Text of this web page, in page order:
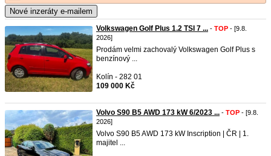
Nové inzeráty e-mailem
Volkswagen Golf Plus 1.2 TSI 7 ... - TOP - [9.8.
2026]
Prodám velmi zachovalý Volkswagen Golf Plus s
benzínový ...
Kolín - 282 01
109 000 Kč
Volvo S90 B5 AWD 173 kW 6/2023 ... - TOP - [9.8.
2026]
Volvo S90 B5 AWD 173 kW Inscription | ČR | 1.
majitel ...